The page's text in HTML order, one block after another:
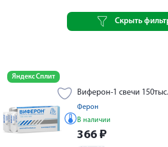
Скрыть
Яндекс Сплит
Виферон-1 свечи
Ферон
В наличии
366 ₽